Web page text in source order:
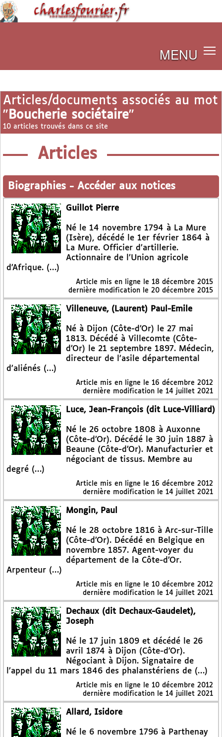
MENU
Articles/documents associés au mot
" Boucherie sociétaire"
10 articles trouvés dans ce site
Articles
Biographies - Accéder aux notices
Guillot Pierre
Né le 14 novembre 1794 à La Mure
(Isère), décédé le 1er février 1864 à
La Mure. Officier d’artillerie.
Actionnaire de l’Union agricole
d’Afrique. (…)
Article mis en ligne le 18 décembre 2015
dernière modification le 20 décembre 2015
Villeneuve, (Laurent) Paul-Emile
Né à Dijon (Côte-d’Or) le 27 mai
1813. Décédé à Villecomte (Côte-
d’Or) le 21 septembre 1897. Médecin,
directeur de l’asile départemental
d’aliénés (…)
Article mis en ligne le 16 décembre 2012
dernière modification le 14 juillet 2021
Luce, Jean-François (dit Luce-Villiard)
Né le 26 octobre 1808 à Auxonne
(Côte-d’Or). Décédé le 30 juin 1887 à
Beaune (Côte-d’Or). Manufacturier et
négociant de tissus. Membre au
degré (…)
Article mis en ligne le 16 décembre 2012
dernière modification le 14 juillet 2021
Mongin, Paul
Né le 28 octobre 1816 à Arc-sur-Tille
(Côte-d’Or). Décédé en Belgique en
novembre 1857. Agent-voyer du
département de la Côte-d’Or.
Arpenteur (…)
Article mis en ligne le 10 décembre 2012
dernière modification le 14 juillet 2021
Dechaux (dit Dechaux-Gaudelet),
Joseph
Né le 17 juin 1809 et décédé le 26
avril 1874 à Dijon (Côte-d’Or).
Négociant à Dijon. Signataire de
l’appel du 11 mars 1846 des phalanstériens de (…)
Article mis en ligne le 10 décembre 2012
dernière modification le 14 juillet 2021
Allard, Isidore
Né le 6 novembre 1796 à Parthenay